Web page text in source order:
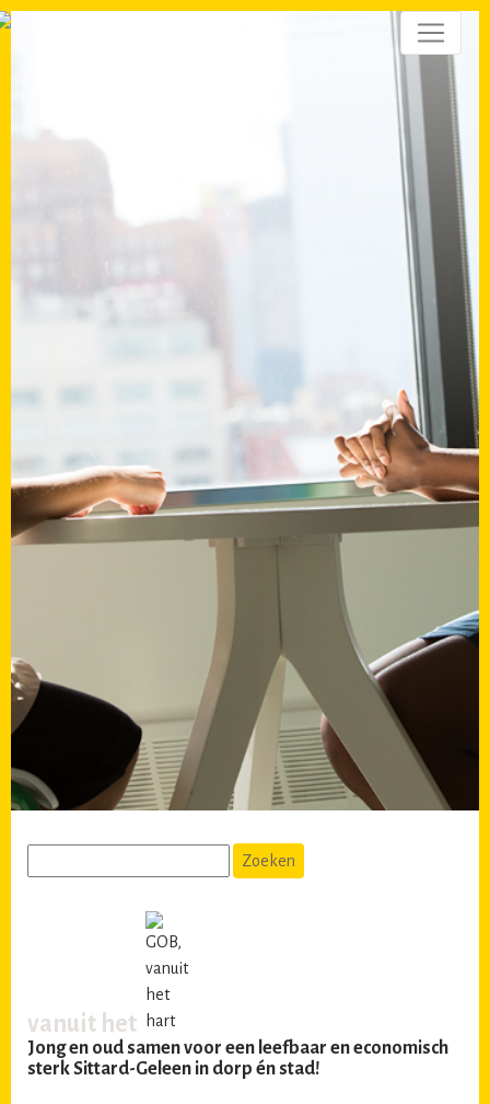
vanuit het
Jong en oud samen voor een leefbaar en economisch
sterk Sittard-Geleen in dorp én stad!